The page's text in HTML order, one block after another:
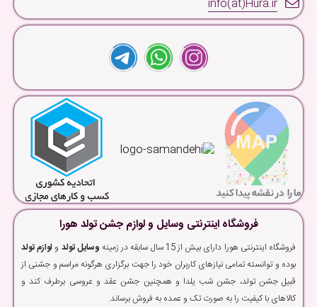
info(at)Hura.ir
فروشگاه اینترنتی وسایل و لوازم جشن تولد هورا
فروشگاه اینترنتی هورا دارای بیش از 15 سال سابقه در زمینه وسایل تولد و لوازم تولد
بوده و توانسته تمامی نیازهای کاربران خود را جهت برگزاری هرگونه مراسم و جشنی از
قبیل جشن تولد، جشن شب یلدا و همچنین جشن عقد و عروسی برطرف کند و
کالاهای با کیفیت را به صورت تک و عمده به فروش برساند.